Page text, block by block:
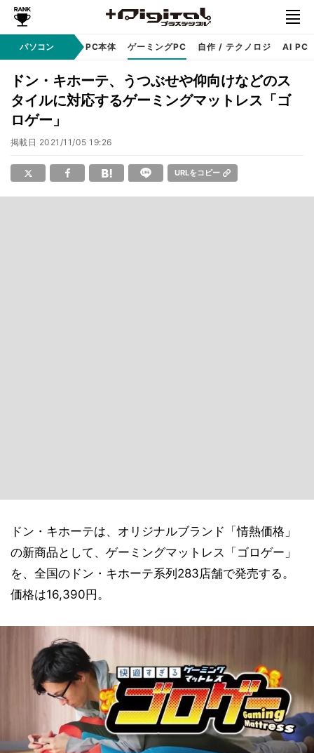
パソコンアップル PC本体 ゲーミングPC 自作 / テクノロジ AI PC
ドン・キホーテ、うつぶせや仰向けなどのス
タイルに対応するゲーミングマットレス「ゴ
ロゲー」
掲載日 2021/11/05 19:26
URLをコピー
ドン・キホーテは、オリジナルブランド「情熱価格」
の新商品として、ゲーミングマットレス「ゴロゲー」
を、全国のドン・キホーテ系列283店舗で発売する。
価格は16,390円。